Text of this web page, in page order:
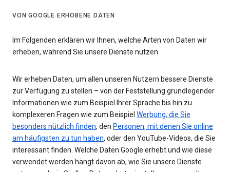
VON GOOGLE ERHOBENE DATEN
Im Folgenden erklären wir Ihnen, welche Arten von Daten wir
erheben, während Sie unsere Dienste nutzen
Wir erheben Daten, um allen unseren Nutzern bessere Dienste
zur Verfügung zu stellen – von der Feststellung grundlegender
Informationen wie zum Beispiel Ihrer Sprache bis hin zu
komplexeren Fragen wie zum Beispiel Werbung, die Sie
besonders nützlich finden, den Personen, mit denen Sie online
am häufigsten zu tun haben, oder den YouTube-Videos, die Sie
interessant finden. Welche Daten Google erhebt und wie diese
verwendet werden hängt davon ab, wie Sie unsere Dienste